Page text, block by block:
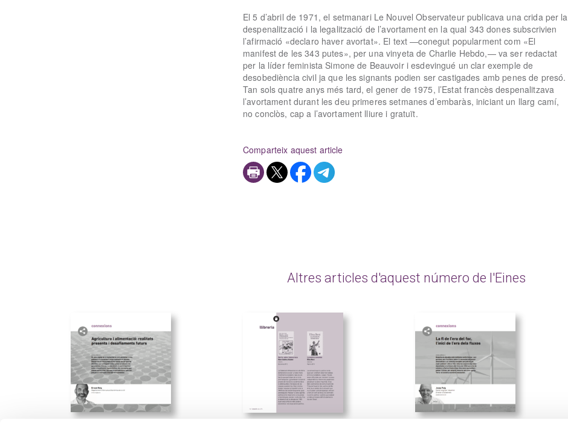
El 5 d’abril de 1971, el setmanari Le Nouvel Observateur publicava una crida per la
despenalització i la legalització de l’avortament en la qual 343 dones subscrivien
l’afirmació «declaro haver avortat». El text —conegut popularment com «El
manifest de les 343 putes», per una vinyeta de Charlie Hebdo,— va ser redactat
per la líder feminista Simone de Beauvoir i esdevingué un clar exemple de
desobediència civil ja que les signants podien ser castigades amb penes de presó.
Tan sols quatre anys més tard, el gener de 1975, l’Estat francès despenalitzava
l’avortament durant les deu primeres setmanes d’embaràs, iniciant un llarg camí,
no conclòs, cap a l’avortament lliure i gratuït.
Comparteix aquest article
Altres articles d'aquest número de l'Eines